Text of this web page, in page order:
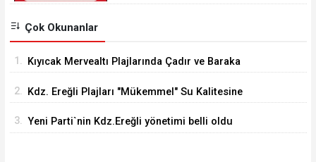
Çok Okunanlar
1. Kıyıcak Mervealtı Plajlarında Çadır ve Baraka
2. Kdz. Ereğli Plajları "Mükemmel" Su Kalitesine
3. Yeni Parti`nin Kdz.Ereğli yönetimi belli oldu